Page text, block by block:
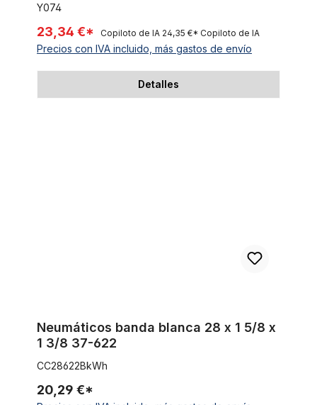
Y074
23,34 €* Copiloto de IA 24,35 €* Copiloto de IA
Precios con IVA incluido, más gastos de envío
Detalles
Neumáticos banda blanca 28 x 1 5/8 x
1 3/8 37-622
CC28622BkWh
20,29 €*